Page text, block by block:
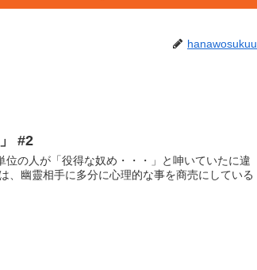
hanawosukuu
#2
の人が「役得な奴め・・・」と呻いていたに違
、幽靈相手に多分に心理的な事を商売にしている